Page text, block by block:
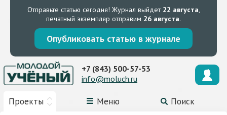
Отправьте статью сегодня! Журнал выйдет 22 августа,
печатный экземпляр отправим 26 августа.
Опубликовать статью в журнале
Проекты Меню Поиск
+7 (843) 500-57-53
info@moluch.ru